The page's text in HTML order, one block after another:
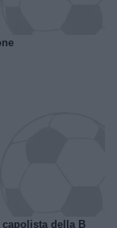
della B